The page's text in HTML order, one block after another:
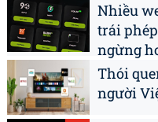
Nhiều
trái
ngừng
Thói
người